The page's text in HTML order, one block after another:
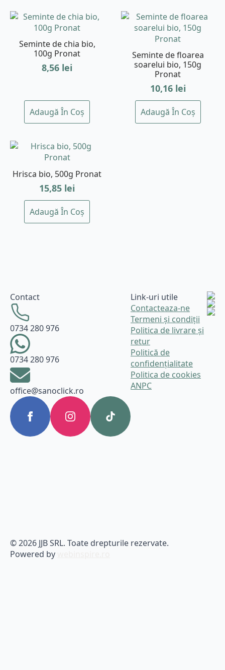
Seminte de chia bio,
100g Pronat
8,56 lei
Adaugă În Coș
Seminte de floarea
soarelui bio, 150g
Pronat
10,16 lei
Adaugă În Coș
Hrisca bio, 500g Pronat
15,85 lei
Adaugă În Coș
Contact
0734 280 976
0734 280 976
office@sanoclick.ro
Link-uri utile
Contacteaza-ne
Termeni și condiții
Politica de livrare și
retur
Politică de
confidențialitate
Politica de cookies
ANPC
© 2026 JJB SRL. Toate drepturile rezervate.
Powered by